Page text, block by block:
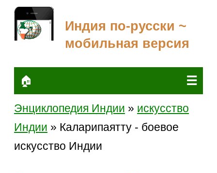
Индия по-русски ~
мобильная версия
🏠 ☰
Энциклопедия Индии » искусство
Индии » Каларипаятту - боевое
искусство Индии